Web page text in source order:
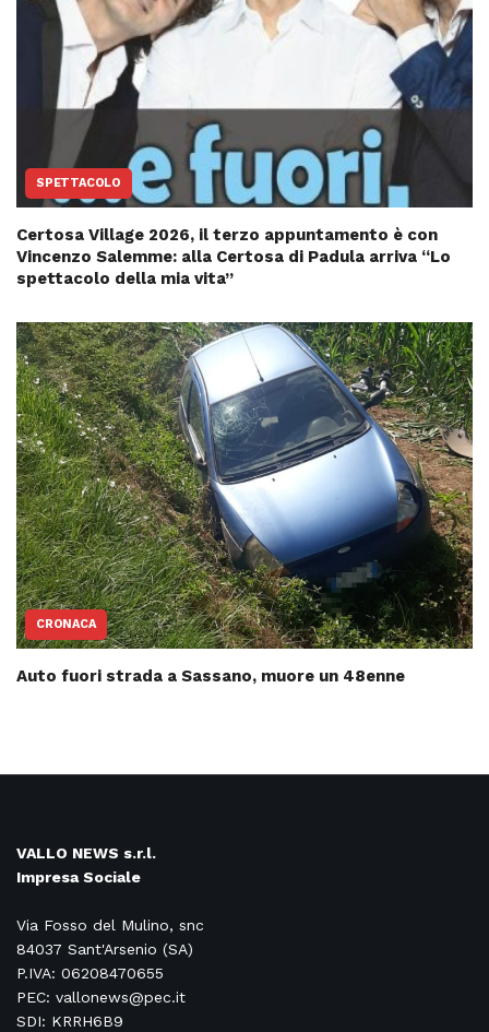
SPETTACOLO
Certosa Village 2026, il terzo appuntamento è con
Vincenzo Salemme: alla Certosa di Padula arriva “Lo
spettacolo della mia vita”
CRONACA
Auto fuori strada a Sassano, muore un 48enne
VALLO NEWS s.r.l.
Impresa Sociale
Via Fosso del Mulino, snc
84037 Sant'Arsenio (SA)
P.IVA: 06208470655
PEC: vallonews@pec.it
SDI: KRRH6B9